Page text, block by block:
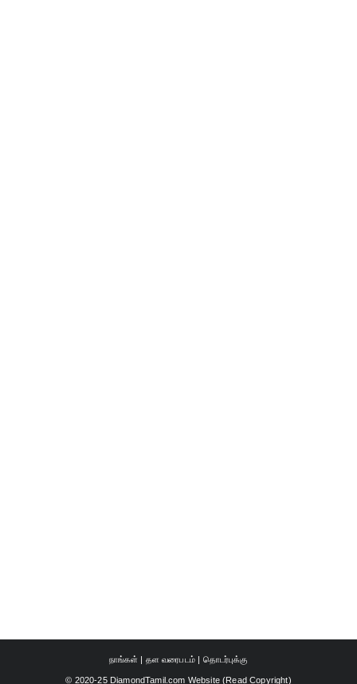
நாங்கள் | தள வரைபடம் | தொடர்புக்கு
© 2020-25 DiamondTamil.com Website (Read Copyright)